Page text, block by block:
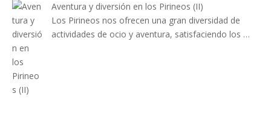
Aventura y diversión en los Pirineos (II)
Los Pirineos nos ofrecen una gran diversidad de
actividades de ocio y aventura, satisfaciendo los …